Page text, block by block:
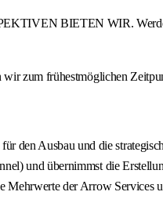
BIETEN WIR. Werde
wir zum frühestmöglichen
den Ausbau und die
und übernimmst die
Mehrwerte der Arrow